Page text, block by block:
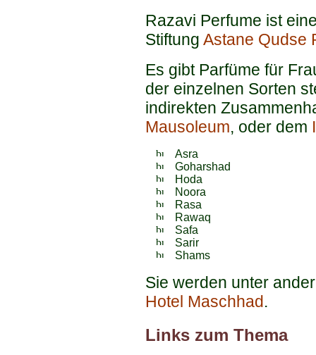
Razavi Perfume ist
Stiftung Astane Qudse
Es gibt Parfüme für
der einzelnen Sorten
indirekten
Mausoleum, oder dem
Asra
Goharshad
Hoda
Noora
Rasa
Rawaq
Safa
Sarir
Shams
Sie werden unter
Hotel Maschhad.
Links zum Thema